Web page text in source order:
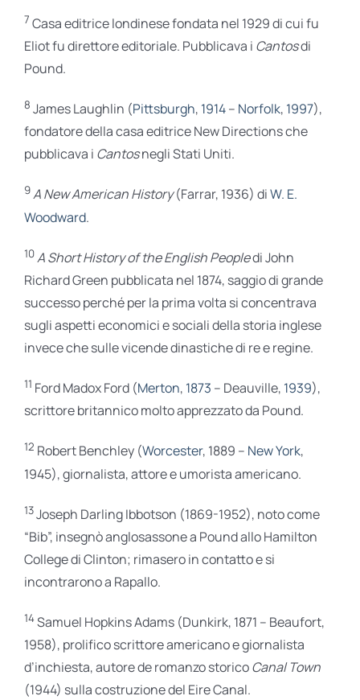
7 Casa editrice londinese fondata nel 1929 di cui fu
Eliot fu direttore editoriale. Pubblicava i Cantosdi
Pound.
8 James Laughlin (Pittsburgh, 1914– Norfolk, 1997),
fondatore della casa editrice New Directions che
pubblicava i Cantosnegli Stati Uniti.
9A New American History(Farrar, 1936) diW. E.
Woodward.
10A Short History of the English Peopledi John
Richard Green pubblicata nel 1874, saggio di grande
successo perché per la prima volta si concentrava
sugli aspetti economici e sociali della storia inglese
invece che sulle vicende dinastiche di re e regine.
11 Ford Madox Ford (Merton, 1873 – Deauville, 1939),
scrittore britannico molto apprezzato da Pound.
12 Robert Benchley (Worcester, 1889 – New York,
1945), giornalista, attore e umorista americano.
13Joseph Darling Ibbotson (1869-1952), noto come
“Bib”, insegnò anglosassone a Pound allo Hamilton
College di Clinton; rimasero in contatto e si
incontrarono a Rapallo.
14Samuel Hopkins Adams (Dunkirk, 1871 – Beaufort,
1958), prolifico scrittore americano e giornalista
d’inchiesta, autore de romanzo storicoCanal Town
(1944) sulla costruzione del Eire Canal.